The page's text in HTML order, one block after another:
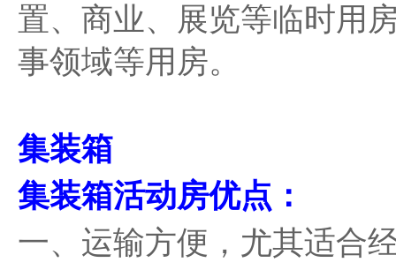
置、商业、展览等临时用
事领域等用房。
集装箱
集装箱活动房优点：
一、运输方便，尤其适合